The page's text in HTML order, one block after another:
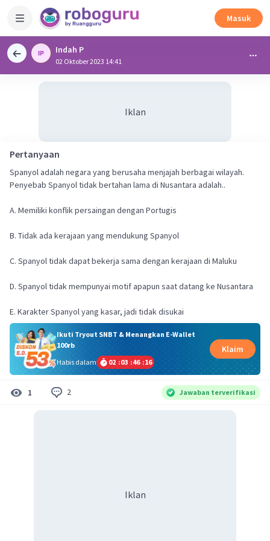
Masuk
Indah P
02 Oktober 2023 14:41
Iklan
Pertanyaan
Spanyol adalah negara yang berusaha menjajah berbagai wilayah.
Penyebab Spanyol tidak bertahan lama di Nusantara adalah..
A. Memiliki konflik persaingan dengan Portugis
B. Tidak ada kerajaan yang mendukung Spanyol
C. Spanyol tidak dapat bekerja sama dengan kerajaan di Maluku
D. Spanyol tidak mempunyai motif apapun saat datang ke Nusantara
Ikuti Tryout SNBT & Menangkan E-Wallet
100rb
Habis dalam
02 :03 :46 :16
Klaim
1 2 Jawaban terverifikasi
Iklan